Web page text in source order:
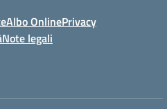
Albo OnlinePrivacy
Note legali